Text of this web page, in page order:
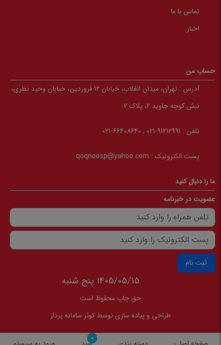
0
تماس با ما
اخبار
حساب من
آدرس :
تهران، میدان انقلاب، خیابان 12 فروردین، خیابان وحید نظری،
نبش کوچه جاوید 2، پلاک 2
تلفن : 91212991-021 , 66408640-021
پست الکترونیک : qoqnoosp@yahoo.com
ما را دنبال کنید
عضویت در خبرنامه
ثبت نام
1405/05/15 پنج شنبه
حق چاپ محفوظ است
طراحی و پیاده سازی توسط کوثر سامانه پرداز